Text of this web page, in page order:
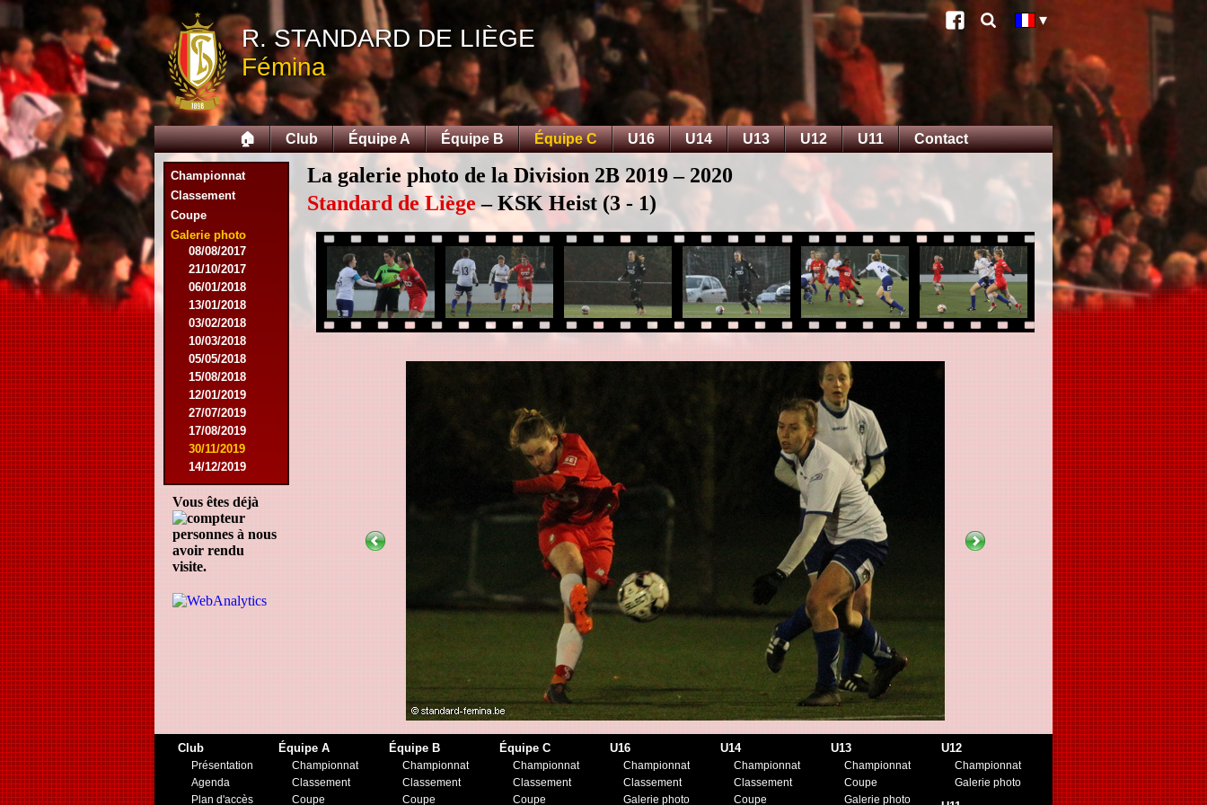
R. STANDARD DE LIÈGE
Fémina
🏠 Club Équipe A Équipe B Équipe C U16 U14 U13 U12 U11 Contact
Championnat
Classement
Coupe
Galerie photo
07/11/2015
21/11/2015
12/12/2015
27/02/2016
12/03/2016
07/08/2016
27/08/2016
03/09/2016
17/09/2016
10/01/2017
18/02/2017
25/02/2017
29/04/2017
08/08/2017
21/10/2017
06/01/2018
13/01/2018
03/02/2018
10/03/2018
05/05/2018
15/08/2018
12/01/2019
27/07/2019
17/08/2019
30/11/2019
14/12/2019
Vous êtes déjà
personnes à nous
avoir rendu
visite.
La galerie photo de la Division 2B 2019 – 2020
Standard de Liège– KSK Heist (3 - 1)
Club
Présentation
Agenda
Plan d'accès
Équipe A
Championnat
Classement
Coupe
Équipe B
Championnat
Classement
Coupe
Équipe C
Championnat
Classement
Coupe
U16
Championnat
Classement
Galerie photo
U14
Championnat
Classement
Coupe
U13
Championnat
Coupe
Galerie photo
U12
Championnat
Galerie photo